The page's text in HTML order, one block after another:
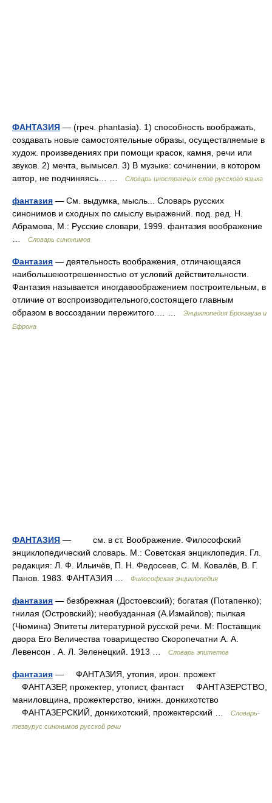
ФАНТАЗИЯ — (греч. phantasia). 1) способность воображать,
создавать новые самостоятельные образы, осуществляемые в
худож. произведениях при помощи красок, камня, речи или
звуков. 2) мечта, вымысел. 3) В музыке: сочинении, в котором
автор, не подчиняясь… …
Словарь иностранных слов русского языка
фантазия — См. выдумка, мысль... Словарь русских
синонимов и сходных по смыслу выражений. под. ред. Н.
Абрамова, М.: Русские словари, 1999. фантазия воображение
Словарь синонимов
Фантазия — деятельность воображения, отличающаяся
наибольшеюотрешенностью от условий действительности.
Фантазия называется иногдавоображением построительным, в
отличие от воспроизводительного,состоящего главным
образом в воссоздании пережитого.… …
Энциклопедия Брокгауза и
Ефрона
ФАНТАЗИЯ — см. в ст. Воображение. Философский
энциклопедический словарь. М.: Советская энциклопедия. Гл.
редакция: Л. Ф. Ильичёв, П. Н. Федосеев, С. М. Ковалёв, В. Г.
Панов. 1983. ФАНТАЗИЯ …
Философская энциклопедия
фантазия — безбрежная (Достоевский); богатая (Потапенко);
гнилая (Островский); необузданная (А.Измайлов); пылкая
(Чюмина) Эпитеты литературной русской речи. М: Поставщик
двора Его Величества товарищество Скоропечатни А. А.
Левенсон . А. Л. Зеленецкий. 1913 …
Словарь эпитетов
фантазия — ФАНТАЗИЯ, утопия, ирон. прожект
ФАНТАЗЕР, прожектер, утопист, фантаст ФАНТАЗЕРСТВО,
маниловщина, прожектерство, книжн. донкихотство
ФАНТАЗЕРСКИЙ, донкихотский, прожектерский …
Словарь-
тезаурус синонимов русской речи